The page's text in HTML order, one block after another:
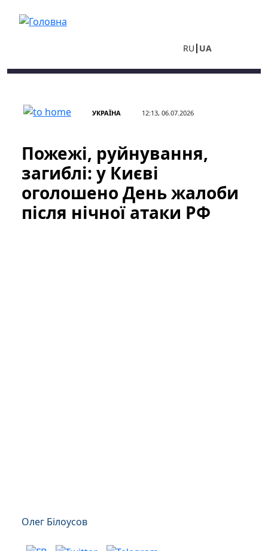
RU UA
УКРАЇНА 12:13, 06.07.2026
Пожежі, руйнування,
загиблі: у Києві
оголошено День жалоби
після нічної атаки РФ
Олег Білоусов